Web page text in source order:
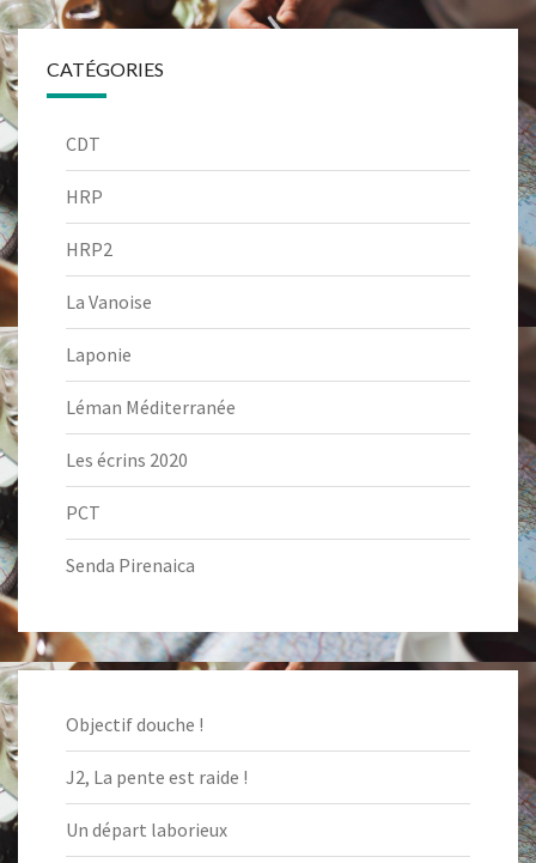
CATÉGORIES
CDT
HRP
HRP2
La Vanoise
Laponie
Léman Méditerranée
Les écrins 2020
PCT
Senda Pirenaica
Objectif douche !
J2, La pente est raide !
Un départ laborieux